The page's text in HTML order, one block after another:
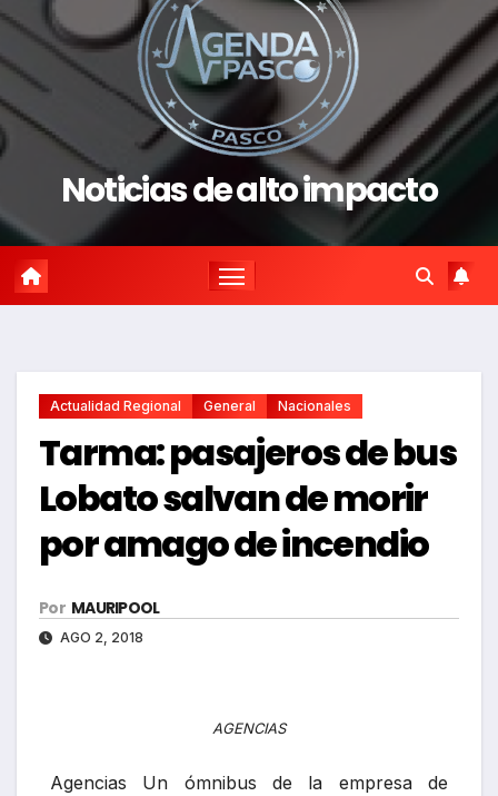
Noticias de alto impacto
Actualidad Regional General Nacionales
Tarma: pasajeros de bus
Lobato salvan de morir
por amago de incendio
Por MAURIPOOL
AGO 2, 2018
AGENCIAS
Agencias Un ómnibus de la empresa de